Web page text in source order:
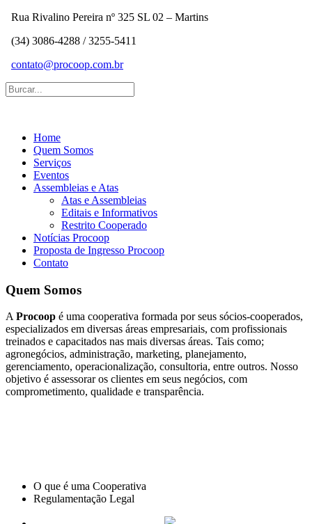
Rua Rivalino Pereira nº 325 SL 02 – Martins
(34) 3086-4288 / 3255-5411
contato@procoop.com.br
Home
Quem Somos
Serviços
Eventos
Assembleias e Atas
Atas e Assembleias
Editais e Informativos
Restrito Cooperado
Notícias Procoop
Proposta de Ingresso Procoop
Contato
Quem Somos
AProcoop é uma cooperativa formada por seus sócios-cooperados,
especializados em diversas áreas empresariais, com profissionais
treinados e capacitados nas mais diversas áreas. Tais como;
agronegócios, administração, marketing, planejamento,
gerenciamento, operacionalização, consultoria, entre outros. Nosso
objetivo é assessorar os clientes em seus negócios, com
comprometimento, qualidade e transparência.
O que é uma Cooperativa
Regulamentação Legal